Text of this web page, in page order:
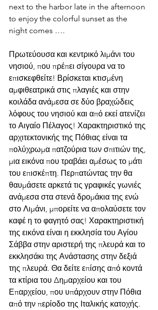
next to the harbor late in the afternoon
to enjoy the colorful sunset as the
night comes ….
Πρωτεύουσα και κεντρικό λιμάνι του
νησιού, που πρέπει σίγουρα να το
επισκεφθείτε! Βρίσκεται κτισμένη
αμφιθεατρικά στις πλαγιές και στην
κοιλάδα ανάμεσα σε δύο βραχώδεις
λόφους του νησιού και από εκεί ατενίζει
το Αιγαίο Πέλαγος! Χαρακτηριστικό της
αρχιτεκτονικής της Πόθιας είναι τα
πολύχρωμα πατζούρια των σπιτιών της,
μια εικόνα που τραβάει αμέσως το μάτι
του επισκέπτη. Περπατώντας την θα
θαυμάσετε αρκετά τις γραφικές γωνιές
ανάμεσα στα στενά δρομάκια της ενώ
στο Λιμάνι, μπορείτε να απολαύσετε τον
καφέ η το φαγητό σας! Χαρακτηριστική
της εικόνα είναι η εκκλησία του Αγίου
Σάββα στην αριστερή της πλευρά και το
εκκλησάκι της Ανάστασης στην δεξιά
της πλευρά. Θα δείτε επίσης από κοντά
τα κτίρια του Δημαρχείου και του
Επαρχείου, που υπάρχουν στην Πόθια
από την περίοδο της Ιταλικής κατοχής.